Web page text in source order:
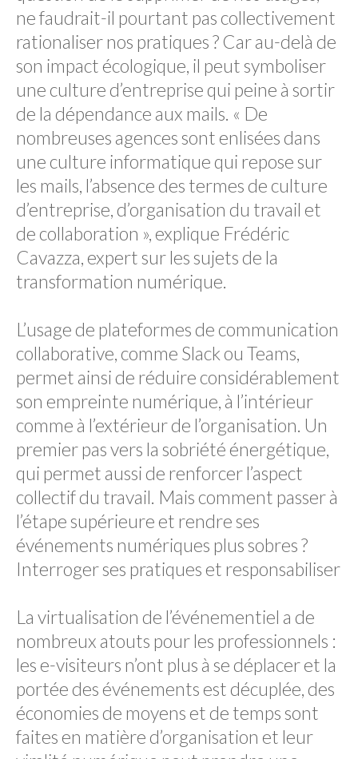
ne faudrait-il pourtant pas collectivement
rationaliser nos pratiques ? Car au-delà de
son impact écologique, il peut symboliser
une culture d’entreprise qui peine à sortir
de la dépendance aux mails. « De
nombreuses agences sont enlisées dans
une culture informatique qui repose sur
les mails, l’absence des termes de culture
d’entreprise, d’organisation du travail et
de collaboration », explique Frédéric
Cavazza, expert sur les sujets de la
transformation numérique.
L’usage de plateformes de communication
collaborative, comme Slack ou Teams,
permet ainsi de réduire considérablement
son empreinte numérique, à l’intérieur
comme à l’extérieur de l’organisation. Un
premier pas vers la sobriété énergétique,
qui permet aussi de renforcer l’aspect
collectif du travail. Mais comment passer à
l’étape supérieure et rendre ses
événements numériques plus sobres ?
Interroger ses pratiques et responsabiliser
La virtualisation de l’événementiel a de
nombreux atouts pour les professionnels :
les e-visiteurs n’ont plus à se déplacer et la
portée des événements est décuplée, des
économies de moyens et de temps sont
faites en matière d’organisation et leur